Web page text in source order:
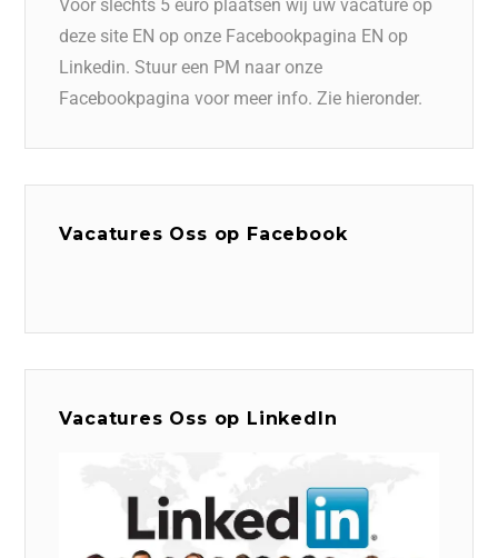
Voor slechts 5 euro plaatsen wij uw vacature op
deze site EN op onze Facebookpagina EN op
Linkedin. Stuur een PM naar onze
Facebookpagina voor meer info. Zie hieronder.
Vacatures Oss op Facebook
Vacatures Oss op LinkedIn